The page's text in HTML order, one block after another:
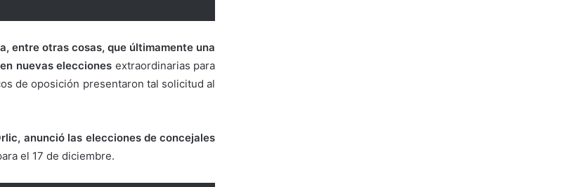
entre otras cosas, que últimamente una
nuevas elecciones extraordinarias para
de oposición presentaron tal solicitud al
anunció las elecciones de concejales
el 17 de diciembre.